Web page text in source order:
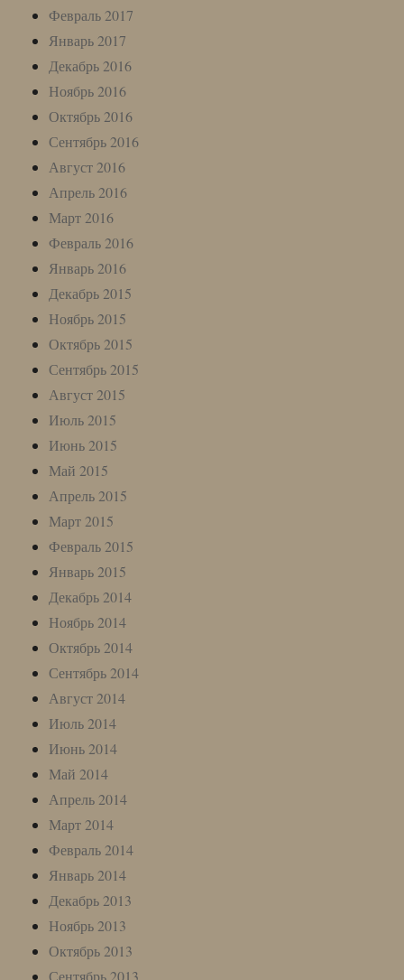
Февраль 2017
Январь 2017
Декабрь 2016
Ноябрь 2016
Октябрь 2016
Сентябрь 2016
Август 2016
Апрель 2016
Март 2016
Февраль 2016
Январь 2016
Декабрь 2015
Ноябрь 2015
Октябрь 2015
Сентябрь 2015
Август 2015
Июль 2015
Июнь 2015
Май 2015
Апрель 2015
Март 2015
Февраль 2015
Январь 2015
Декабрь 2014
Ноябрь 2014
Октябрь 2014
Сентябрь 2014
Август 2014
Июль 2014
Июнь 2014
Май 2014
Апрель 2014
Март 2014
Февраль 2014
Январь 2014
Декабрь 2013
Ноябрь 2013
Октябрь 2013
Сентябрь 2013